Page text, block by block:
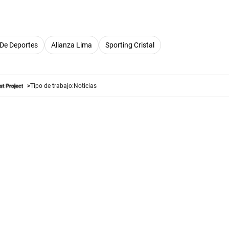
Deportes Alianza Lima Sporting Cristal
Tipo de trabajo: Noticias